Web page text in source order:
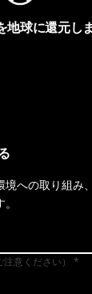
球に還元し
への取り組み
意ください）